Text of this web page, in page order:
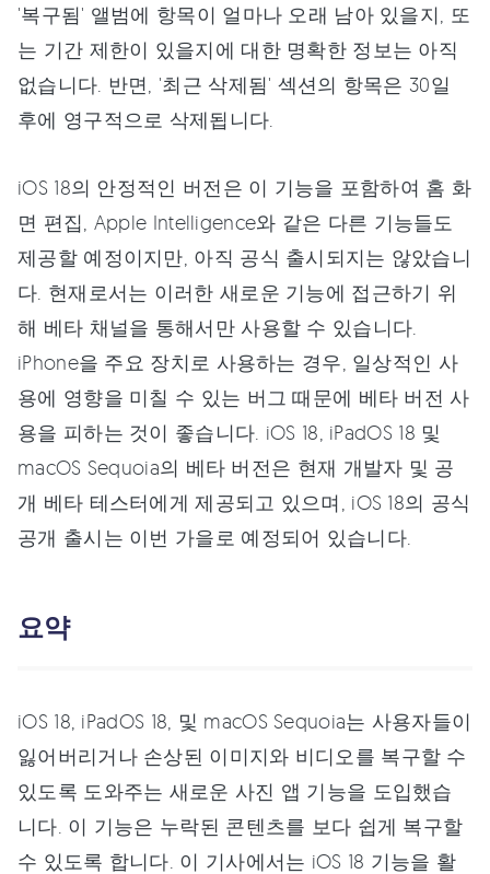
'복구됨' 앨범에 항목이 얼마나 오래 남아 있을지, 또
는 기간 제한이 있을지에 대한 명확한 정보는 아직
없습니다. 반면, '최근 삭제됨' 섹션의 항목은 30일
후에 영구적으로 삭제됩니다.
iOS 18의 안정적인 버전은 이 기능을 포함하여 홈 화
면 편집, Apple Intelligence와 같은 다른 기능들도
제공할 예정이지만, 아직 공식 출시되지는 않았습니
다. 현재로서는 이러한 새로운 기능에 접근하기 위
해 베타 채널을 통해서만 사용할 수 있습니다.
iPhone을 주요 장치로 사용하는 경우, 일상적인 사
용에 영향을 미칠 수 있는 버그 때문에 베타 버전 사
용을 피하는 것이 좋습니다. iOS 18, iPadOS 18 및
macOS Sequoia의 베타 버전은 현재 개발자 및 공
개 베타 테스터에게 제공되고 있으며, iOS 18의 공식
공개 출시는 이번 가을로 예정되어 있습니다.
요약
iOS 18, iPadOS 18, 및 macOS Sequoia는 사용자들이
잃어버리거나 손상된 이미지와 비디오를 복구할 수
있도록 도와주는 새로운 사진 앱 기능을 도입했습
니다. 이 기능은 누락된 콘텐츠를 보다 쉽게 복구할
수 있도록 합니다. 이 기사에서는 iOS 18 기능을 활